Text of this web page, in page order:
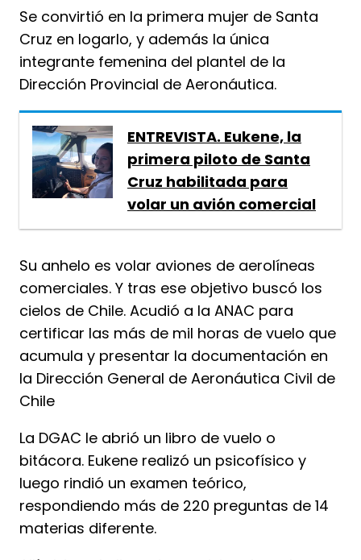
Se convirtió en la primera mujer de Santa
Cruz en logarlo, y además la única
integrante femenina del plantel de la
Dirección Provincial de Aeronáutica.
ENTREVISTA. Eukene, la
primera piloto de Santa
Cruz habilitada para
volar un avión comercial
Su anhelo es volar aviones de aerolíneas
comerciales. Y tras ese objetivo buscó los
cielos de Chile. Acudió a la ANAC para
certificar las más de mil horas de vuelo que
acumula y presentar la documentación en
la Dirección General de Aeronáutica Civil de
Chile
La DGAC le abrió un libro de vuelo o
bitácora. Eukene realizó un psicofísico y
luego rindió un examen teórico,
respondiendo más de 220 preguntas de 14
materias diferente.